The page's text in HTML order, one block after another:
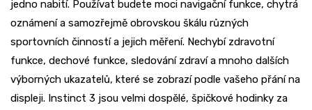
jedno nabití. Používat budete moci navigační funkce, chytrá
oznámení a samozřejmě obrovskou škálu různých
sportovních činností a jejich měření. Nechybí zdravotní
funkce, dechové funkce, sledování zdraví a mnoho dalších
výborných ukazatelů, které se zobrazí podle vašeho přání na
displeji. Instinct 3 jsou velmi dospělé, špičkové hodinky za